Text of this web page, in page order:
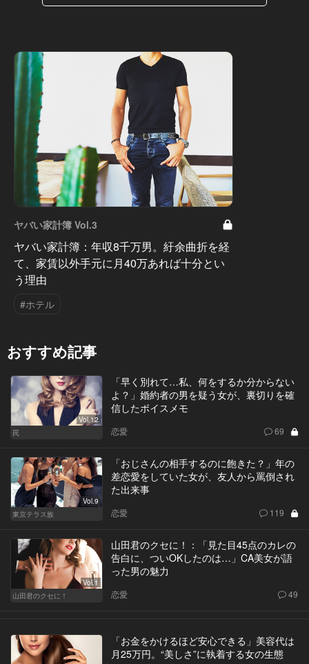
ヤバい家計簿 Vol.3
ヤバい家計簿：年収8千万男。紆余曲折を経
て、家賃以外手元に月40万あれば十分とい
う理由
#ホテル
おすすめ記事
Vol.12
罠
「早く別れて…私、何をするか分からない
よ？」婚約者の男を疑う女が、裏切りを確
信したボイスメモ
恋愛 69
Vol.9
東京テラス族
「おじさんの相手するのに飽きた？」年の
差恋愛をしていた女が、友人から罵倒され
た出来事
恋愛 119
Vol.1
山田君のクセに！
山田君のクセに！：「見た目45点のカレの
告白に、ついOKしたのは…」CA美女が語
った男の魅力
恋愛 49
「お金をかけるほど安心できる」美容代は
月25万円。“美しさ”に執着する女の生態